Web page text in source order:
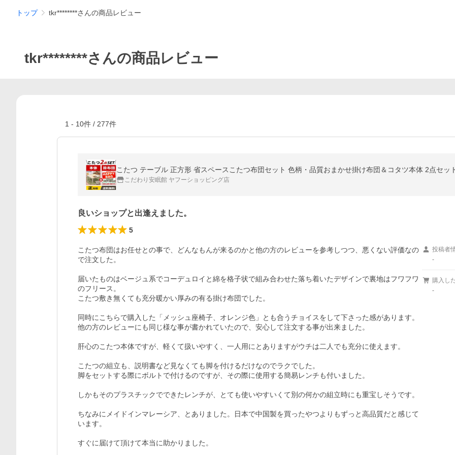
トップ tkr********さんの商品レビュー
tkr********さんの商品レビュー
1 - 10件 / 277件
こたつ テーブル 正方形 省スペースこたつ布団セット 色柄・品質おまかせ掛け布団＆コタツ本体 2点セッ
こだわり安眠館 ヤフーショッピング店
良いショップと出逢えました。
5
こたつ布団はお任せとの事で、どんなもんが来るのかと他の方のレビューを参考しつつ、悪くない評価なの
で注文した。
届いたものはベージュ系でコーデュロイと綿を格子状で組み合わせた落ち着いたデザインで裏地はフワフワ
のフリース。
こたつ敷き無くても充分暖かい厚みの有る掛け布団でした。
同時にこちらで購入した「メッシュ座椅子、オレンジ色」とも合うチョイスをして下さった感があります。
他の方のレビューにも同じ様な事が書かれていたので、安心して注文する事が出来ました。
肝心のこたつ本体ですが、軽くて扱いやすく、一人用にとありますがウチは二人でも充分に使えます。
こたつの組立も、説明書など見なくても脚を付けるだけなのでラクでした。
脚をセットする際にボルトで付けるのですが、その際に使用する簡易レンチも付いました。
しかもそのプラスチックでできたレンチが、とても使いやすいくて別の何かの組立時にも重宝しそうです。
ちなみにメイドインマレーシア、とありました。日本で中国製を買ったやつよりもずっと高品質だと感じて
います。
すぐに届けて頂けて本当に助かりました。
投稿者
-
購入し
-